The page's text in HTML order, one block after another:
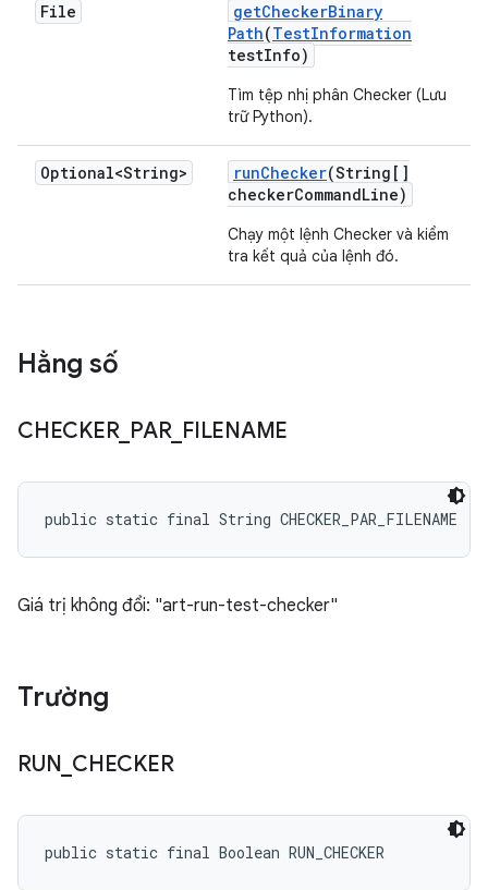
File getCheckerBinary
Path(TestInformation
testInfo)
Tìm tệp nhị phân Checker (Lưu
trữ Python).
Optional<String> runChecker(String[]
checkerCommandLine)
Chạy một lệnh Checker và kiểm
tra kết quả của lệnh đó.
Hằng số
CHECKER_ PAR_ FILENAME
public static final String CHECKER_PAR_FILENAME
Giá trị không đổi: "art-run-test-checker"
Trường
RUN CHECKER
public static final Boolean RUN_CHECKER